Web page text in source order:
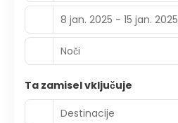
8 jan. 2025 - 15 jan. 2025
Noči
Ta zamisel vključuje
Destinacije